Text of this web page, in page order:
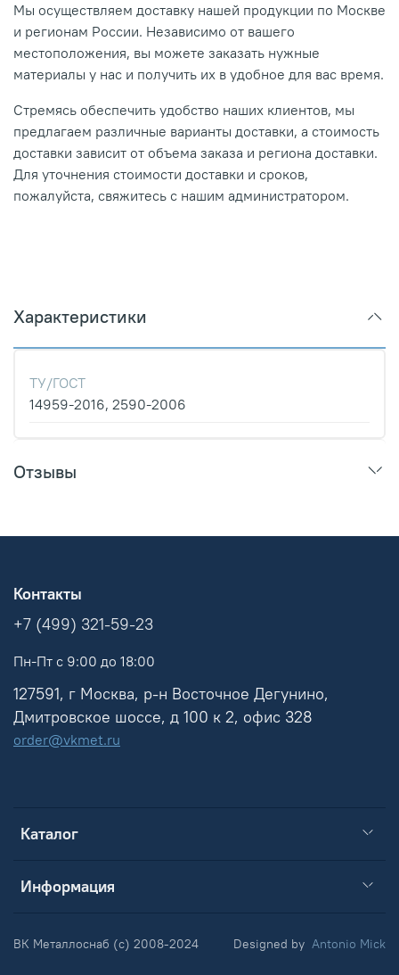
Мы осуществляем доставку нашей продукции по Москве
и регионам России. Независимо от вашего
местоположения, вы можете заказать нужные
материалы у нас и получить их в удобное для вас время.
Стремясь обеспечить удобство наших клиентов, мы
предлагаем различные варианты доставки, а стоимость
доставки зависит от объема заказа и региона доставки.
Для уточнения стоимости доставки и сроков,
пожалуйста, свяжитесь с нашим администратором.
Характеристики
ТУ/ГОСТ
14959-2016, 2590-2006
Отзывы
Каталог
Информация
Контакты
+7 (499) 321-59-23
Пн-Пт с 9:00 до 18:00
127591, г Москва, р-н Восточное Дегунино,
Дмитровское шоссе, д 100 к 2, офис 328
order@vkmet.ru
ВК Металлоснаб (c) 2008-2024 Designed by Antonio Mick